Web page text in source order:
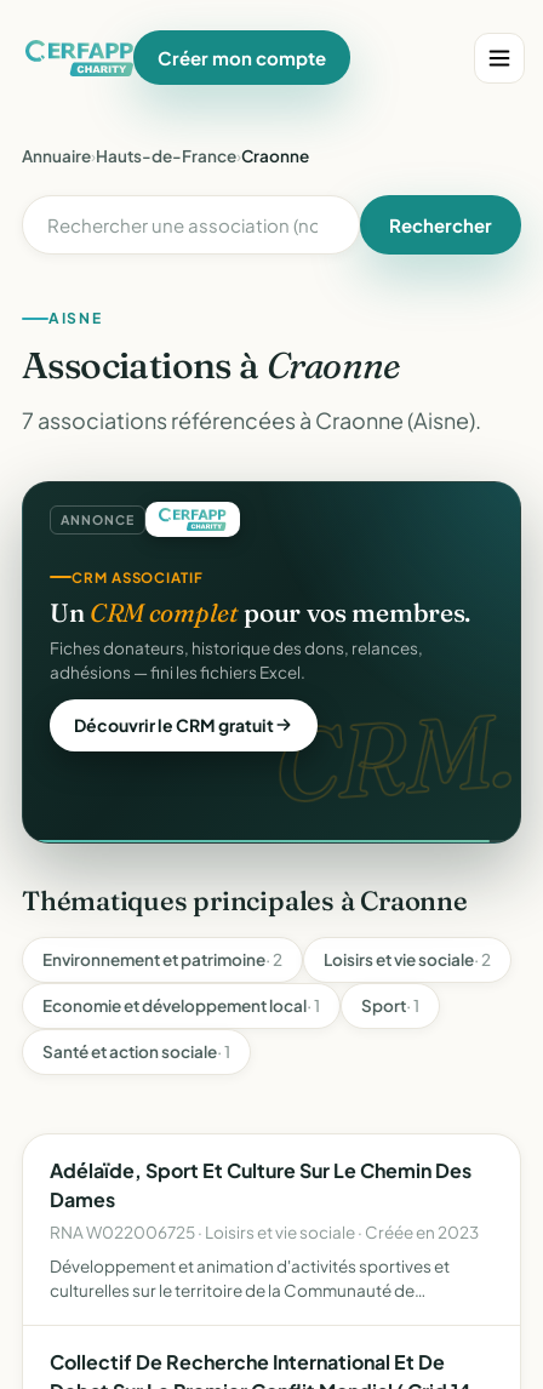
Créer mon compte
Annuaire›Hauts-de-France›Craonne
Rechercher
AISNE
Associations à Craonne
7 associations référencées à Craonne (Aisne).
ANNONCE
gratuitement
CRM.
CRM ASSOCIATIF
Un CRM completpour vos membres.
Fiches donateurs, historique des dons, relances,
adhésions — fini les fichiers Excel.
Découvrir le CRM gratuit
Thématiques principales à Craonne
Environnement et patrimoine· 2 Loisirs et vie sociale· 2
Economie et développement local· 1 Sport· 1
Santé et action sociale· 1
Adélaïde, Sport Et Culture Sur Le Chemin Des
Dames
RNA W022006725 · Loisirs et vie sociale · Créée en 2023
Développement et animation d'activités sportives et
culturelles sur le territoire de la Communauté de
Collectif De Recherche International Et De